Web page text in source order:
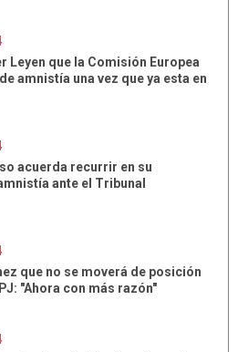
Leyen que la Comisión Europea
amnistía una vez que ya esta en
acuerda recurrir en su
ante el Tribunal
que no se moverá de posición
"Ahora con más razón"